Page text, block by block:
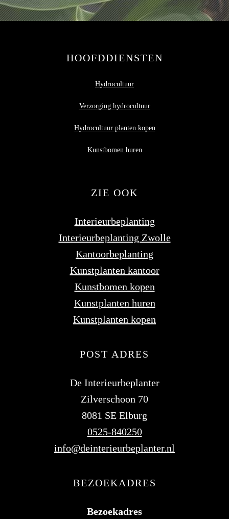
HOOFDDIENSTEN
Hydrocultuur
Verzorging hydrocultuur
Hydrocultuur planten kopen
Kunstbomen huren
ZIE OOK
Interieurbeplanting
Interieurbeplanting Zwolle
Kantoorbeplanting
Kunstplanten kantoor
Kunstbomen kopen
Kunstplanten huren
Kunstplanten kopen
POST ADRES
De Interieurbeplanter
Zilverschoon 70
8081 SE Elburg
0525-840250
info@deinterieurbeplanter.nl
BEZOEKADRES
Bezoekadres